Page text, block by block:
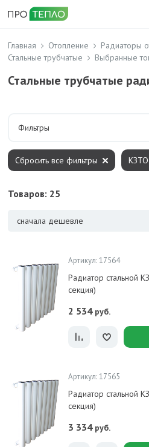
Главная Отопление
Радиаторы
Стальные трубчатые
Выбранные
Стальные трубчатые
Фильтры
Товаров: 25
сначала дешевле
Сбросить все фильтры КЗТО
Артикул: 17564
Радиатор стальной
секция)
2 534 руб.
Артикул: 17565
Радиатор стальной
секция)
3 334 руб.